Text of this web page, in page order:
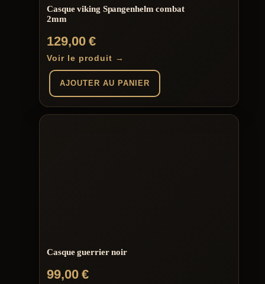
page
Casque viking Spangenhelm combat
2mm
129,00€
Voir le produit →
AJOUTER AU PANIER
Casque guerrier noir
99,00€